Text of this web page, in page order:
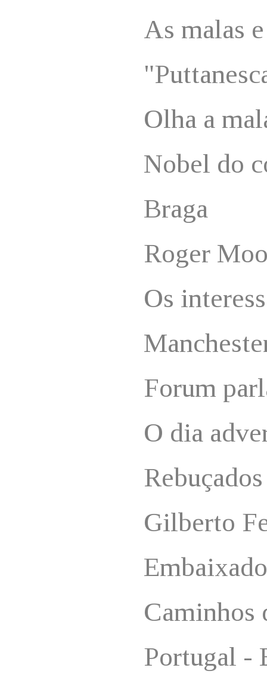
As malas
Olha a
Nobel do
Braga
Roger
Os
Forum
O dia
Gilberto
Caminhos
Portugal -